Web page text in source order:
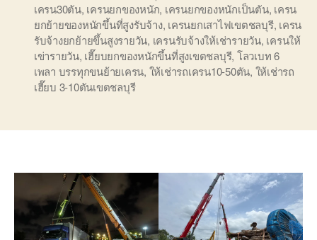
เครน30ตัน, เครนยกของหนัก, เครนยกของหนักเป็นตัน, เครน
ยกย้ายของหนักขึ้นที่สูงรับจ้าง, เครนยกเสาไฟเขตชลบุรี, เครน
รับจ้างยกย้ายขึ้นสูงรายวัน, เครนรับจ้างให้เช่ารายวัน, เครนให้
เข่ารายวัน, เฮี๊ยบยกของหนักขึ้นที่สูงเขตชลบุรี, โลวเบท 6
เพลา บรรทุกขนย้ายเครน, ให้เช่ารถเครน10-50ตัน, ให้เช่ารถ
เฮี๊ยบ 3-10ตันเขตชลบุรี